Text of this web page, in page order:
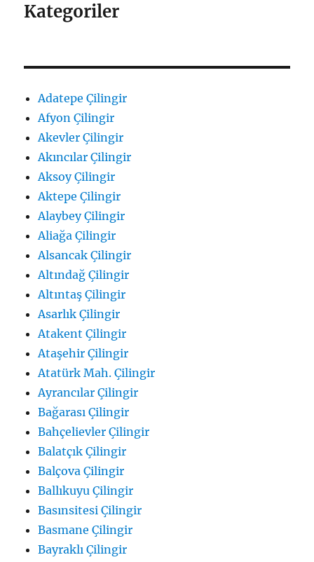
Kategoriler
Adatepe Çilingir
Afyon Çilingir
Akevler Çilingir
Akıncılar Çilingir
Aksoy Çilingir
Aktepe Çilingir
Alaybey Çilingir
Aliağa Çilingir
Alsancak Çilingir
Altındağ Çilingir
Altıntaş Çilingir
Asarlık Çilingir
Atakent Çilingir
Ataşehir Çilingir
Atatürk Mah. Çilingir
Ayrancılar Çilingir
Bağarası Çilingir
Bahçelievler Çilingir
Balatçık Çilingir
Balçova Çilingir
Ballıkuyu Çilingir
Basınsitesi Çilingir
Basmane Çilingir
Bayraklı Çilingir